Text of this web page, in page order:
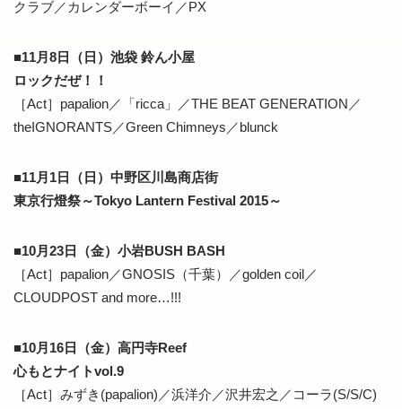
クラブ／カレンダーボーイ／PX
■11月8日（日）池袋 鈴ん小屋
ロックだぜ！！
［Act］papalion／「ricca」／THE BEAT GENERATION／
theIGNORANTS／Green Chimneys／blunck
■11月1日（日）中野区川島商店街
東京行燈祭～Tokyo Lantern Festival 2015～
■10月23日（金）小岩BUSH BASH
［Act］papalion／GNOSIS（千葉）／golden coil／
CLOUDPOST and more…!!!
■10月16日（金）高円寺Reef
心もとナイトvol.9
［Act］みずき(papalion)／浜洋介／沢井宏之／コーラ(S/S/C)